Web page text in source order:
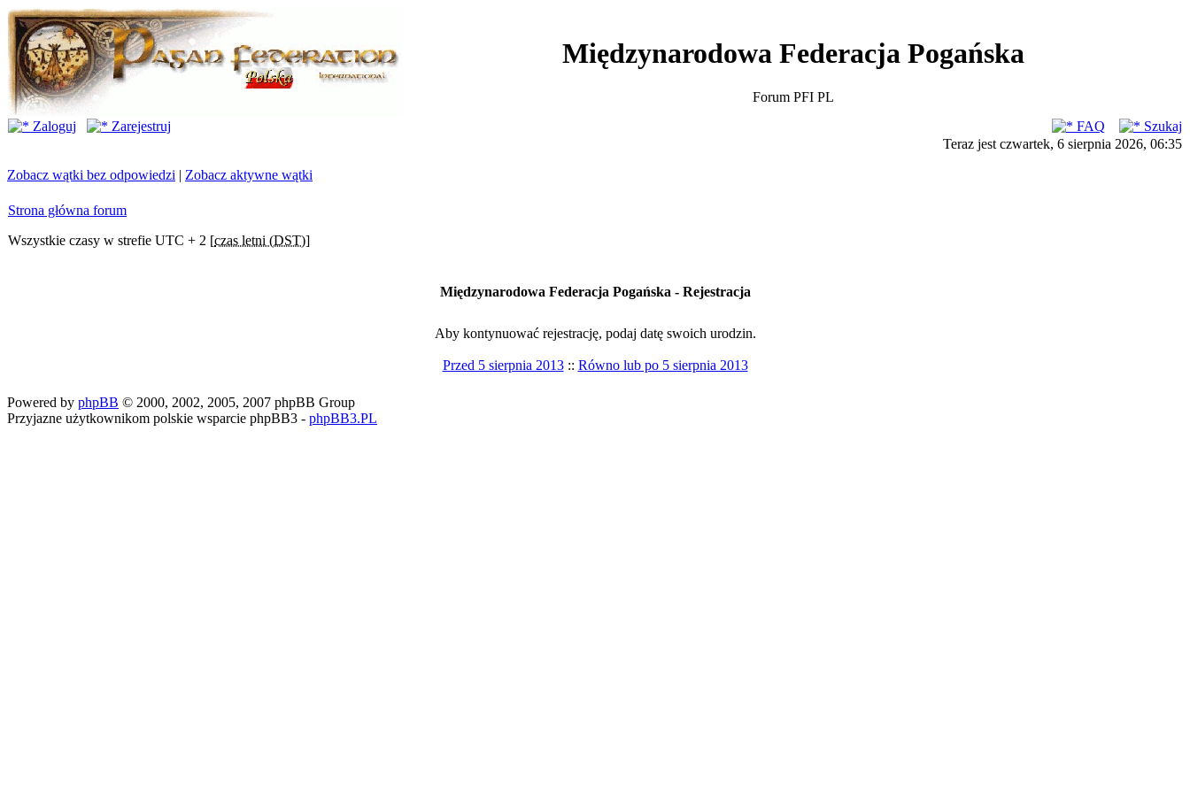
Międzynarodowa Federacja Pogańska
Forum PFI PL
Zaloguj
Zarejestruj FAQ
Szukaj
Teraz jest czwartek, 6 sierpnia 2026, 06:35
Zobacz wątki bez odpowiedzi | Zobacz aktywne wątki
Strona główna forum
Wszystkie czasy w strefie UTC + 2 [czas letni (DST)]
Międzynarodowa Federacja Pogańska - Rejestracja
Aby kontynuować rejestrację, podaj datę swoich urodzin.
Przed 5 sierpnia 2013:: Równo lub po 5 sierpnia 2013
Powered by phpBB © 2000, 2002, 2005, 2007 phpBB Group
Przyjazne użytkownikom polskie wsparcie phpBB3 - phpBB3.PL